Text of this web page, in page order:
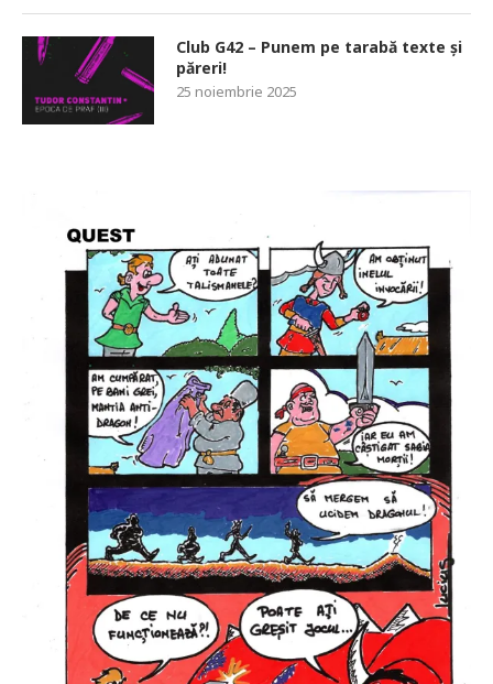
Club G42 – Punem pe tarabă texte și
păreri!
25 noiembrie 2025